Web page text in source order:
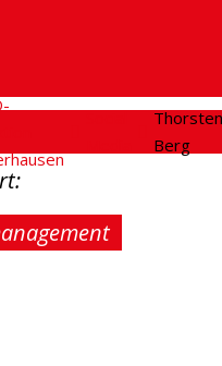
Thorsten
Berg